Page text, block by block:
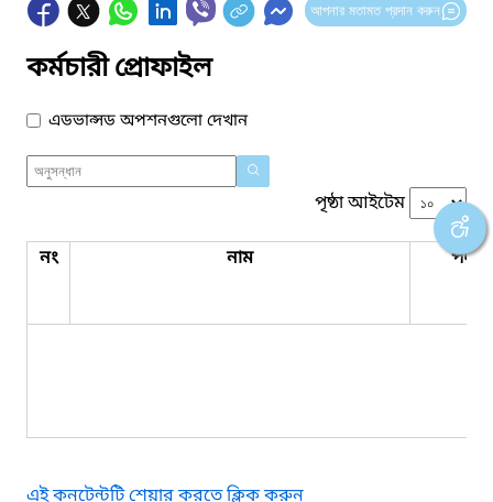
আপনার মতামত প্রদান করুন
কর্মচারী প্রোফাইল
এডভান্সড অপশনগুলো দেখান
পৃষ্ঠা আইটেম
নং নাম পদবি
এই কনটেন্টটি শেয়ার করতে ক্লিক করুন